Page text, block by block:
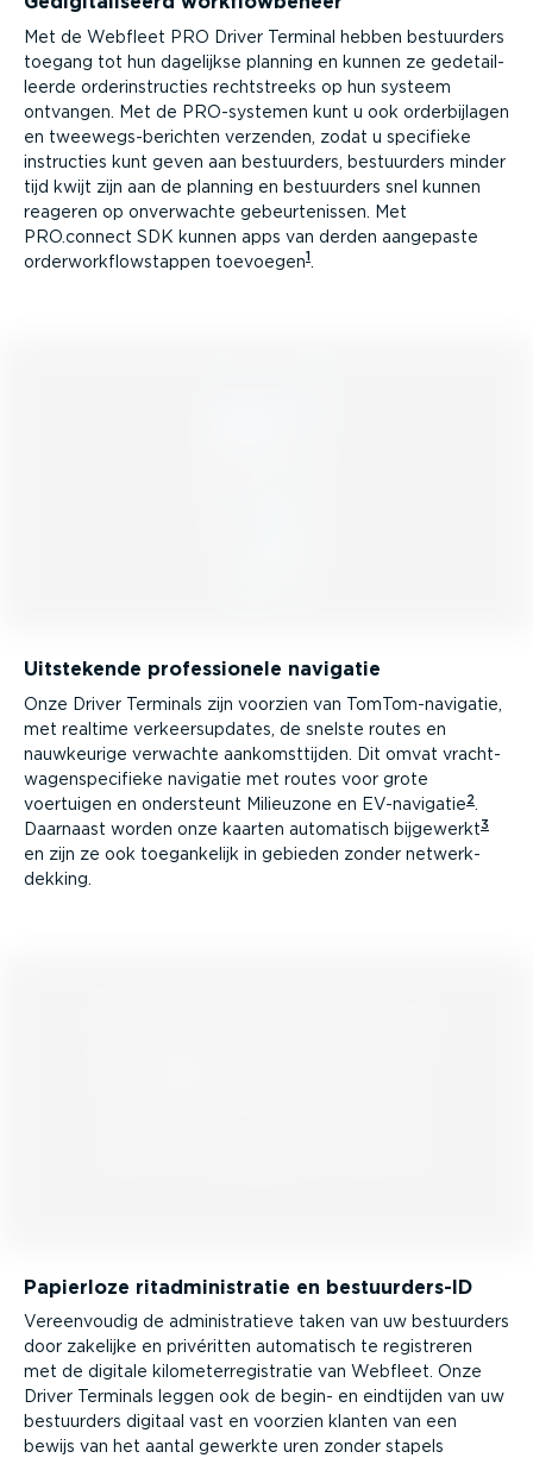
Met de Webfleet PRO Driver Terminal hebben bestuurders
toegang tot hun dagelijkse planning en kunnen ze gedetail­
leerde order­in­structies recht­streeks op hun systeem
ontvangen. Met de PRO-sys­temen kunt u ook order­bij­lagen
en tweeweg­s-­be­richten verzenden, zodat u specifieke
instructies kunt geven aan bestuurders, bestuurders minder
tijd kwijt zijn aan de planning en bestuurders snel kunnen
reageren op onverwachte gebeur­te­nissen. Met
PRO.connect SDK kunnen apps van derden aangepaste
order­work­flow­stappen toevoegen1
Uitstekende profes­si­onele navigatie
Onze Driver Terminals zijn voorzien van TomTom-­na­vi­gatie,
met realtime verkeer­s­up­dates, de snelste routes en
nauwkeurige verwachte aankomst­tijden. Dit omvat vracht­
wa­gen­spe­ci­fieke navigatie met routes voor grote
voertuigen en ondersteunt Milieuzone en EV-na­vi­gatie2
Daarnaast worden onze kaarten automatisch bijgewerkt3
en zijn ze ook toegan­kelijk in gebieden zonder netwerk­
dekking.
Papierloze ritad­mi­ni­stratie en bestuur­ders-ID
Vereen­voudig de admini­stra­tieve taken van uw bestuurders
door zakelijke en privéritten automatisch te registreren
met de digitale kilome­ter­re­gi­stratie van Webfleet. Onze
Driver Terminals leggen ook de begin- en eindtijden van uw
bestuurders digitaal vast en voorzien klanten van een
bewijs van het aantal gewerkte uren zonder stapels